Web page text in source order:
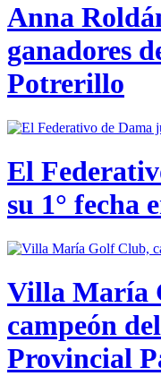
Anna
ganadores
Potrerillo
El
su 1° fecha
Villa María
campeón
Provincial